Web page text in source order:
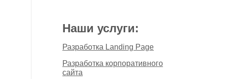
Наши услуги:
Разработка Landing Page
Разработка корпоративного
сайта